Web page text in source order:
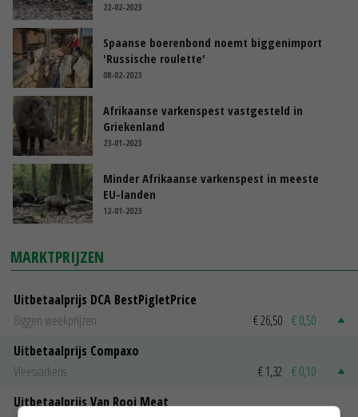
22-02-2023
Spaanse boerenbond noemt biggenimport
'Russische roulette'
08-02-2023
Afrikaanse varkenspest vastgesteld in
Griekenland
23-01-2023
Minder Afrikaanse varkenspest in meeste
EU-landen
12-01-2023
MARKTPRIJZEN
Uitbetaalprijs DCA BestPigletPrice
Biggen weekprijzen
€ 26,50 € 0,50
Uitbetaalprijs Compaxo
Vleesvarkens
€ 1,32 € 0,10
Uitbetaalprijs Van Rooi Meat